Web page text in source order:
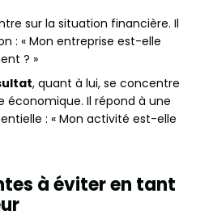
sur la situation financière. Il
: « Mon entreprise est-elle
? »
, quant à lui, se concentre
économique. Il répond à une
: « Mon activité est-elle
à éviter en tant